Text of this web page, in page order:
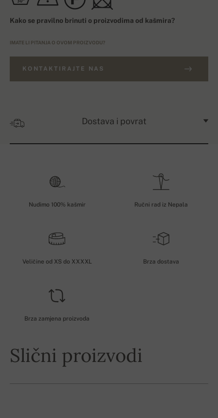
Kako se pravilno brinuti o proizvodima od kašmira?
IMATE LI PITANJA O OVOM PROIZVODU?
KONTAKTIRAJTE NAS
Dostava i povrat
Nudimo 100% kašmir Ručni rad iz Nepala
Veličine od XS do XXXXL Brza dostava
Brza zamjena proizvoda
Slični proizvodi